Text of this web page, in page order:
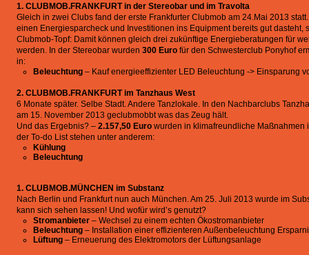
1. CLUBMOB.FRANKFURT in der Stereobar und im Travolta
Gleich in zwei Clubs fand der erste Frankfurter Clubmob am 24.Mai 2013
einen Energiesparcheck und Investitionen ins Equipment bereits gut dasteht,
Clubmob-Topf: Damit können gleich drei zukünftige Energieberatungen für
werden. In der Stereobar wurden 300 Euro für den Schwesterclub Ponyhof
in:
Beleuchtung – Kauf energieeffizienter LED Beleuchtung -> Einsparung
2. CLUBMOB.FRANKFURT im Tanzhaus West
6 Monate später. Selbe Stadt. Andere Tanzlokale. In den Nachbarclubs
am 15. November 2013 geclubmobbt was das Zeug hält.
Und das Ergebnis? – 2.157,50 Euro wurden in klimafreundliche Maßnahmen
der To-do List stehen unter anderem:
Kühlung
Beleuchtung
1. CLUBMOB.MÜNCHEN im Substanz
Nach Berlin und Frankfurt nun auch München. Am 25. Juli 2013 wurde im
kann sich sehen lassen! Und wofür wird’s genutzt?
Stromanbieter – Wechsel zu einem echten Ökostromanbieter
Beleuchtung – Installation einer effizienteren Außenbeleuchtung
Lüftung – Erneuerung des Elektromotors der Lüftungsanlage